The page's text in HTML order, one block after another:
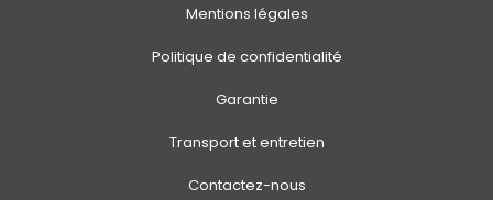
Mentions légales
Politique de confidentialité
Garantie
Transport et entretien
Contactez-nous